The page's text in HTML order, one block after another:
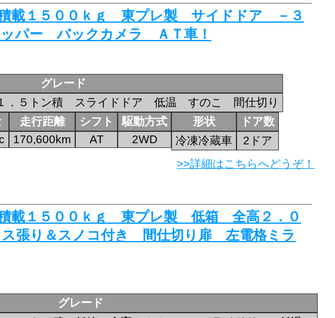
１５００ｋｇ 東プレ製 サイドドア －３
パー バックカメラ ＡＴ車！
グレード
５トン積 スライドドア 低温 すのこ 間仕切り
走行距離
170,600km
シフト
AT
駆動方式
2WD
形状
冷凍冷蔵車
ドア数
2ドア
>>詳細はこちらへどうぞ！
１５００ｋｇ 東プレ製 低箱 全高２．０
張り＆スノコ付き 間仕切り扉 左電格ミラ
グレード